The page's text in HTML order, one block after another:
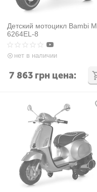
Детский мотоцикл Bambi M
6264EL-8
нет в наличии
7 863 грн цена: